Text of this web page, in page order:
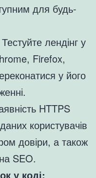
для будь-
Тестуйте лендінг у
Firefox,
у його
HTTPS
користувачів
довіри, а також
SEO.
у коді: